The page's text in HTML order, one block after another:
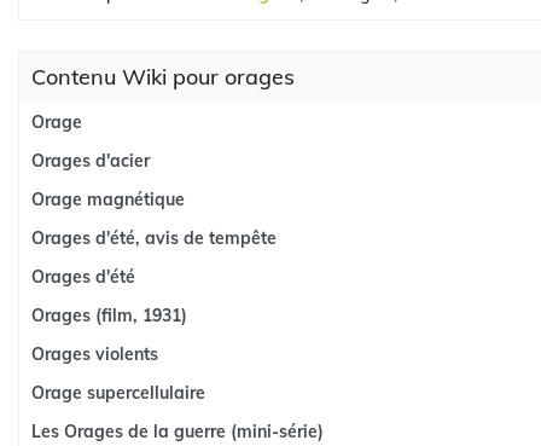
Contenu Wiki pour orages
Orage
Orages d'acier
Orage magnétique
Orages d'été, avis de tempête
Orages d'été
Orages (film, 1931)
Orages violents
Orage supercellulaire
Les Orages de la guerre (mini-série)